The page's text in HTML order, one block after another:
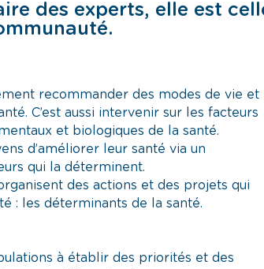
des experts, elle est
recommander des modes de vie et
C’est aussi intervenir sur les facteurs
et biologiques de la santé.
d’améliorer leur santé via un
qui la déterminent.
des actions et des projets qui
: les déterminants de la santé.
à établir des priorités et des